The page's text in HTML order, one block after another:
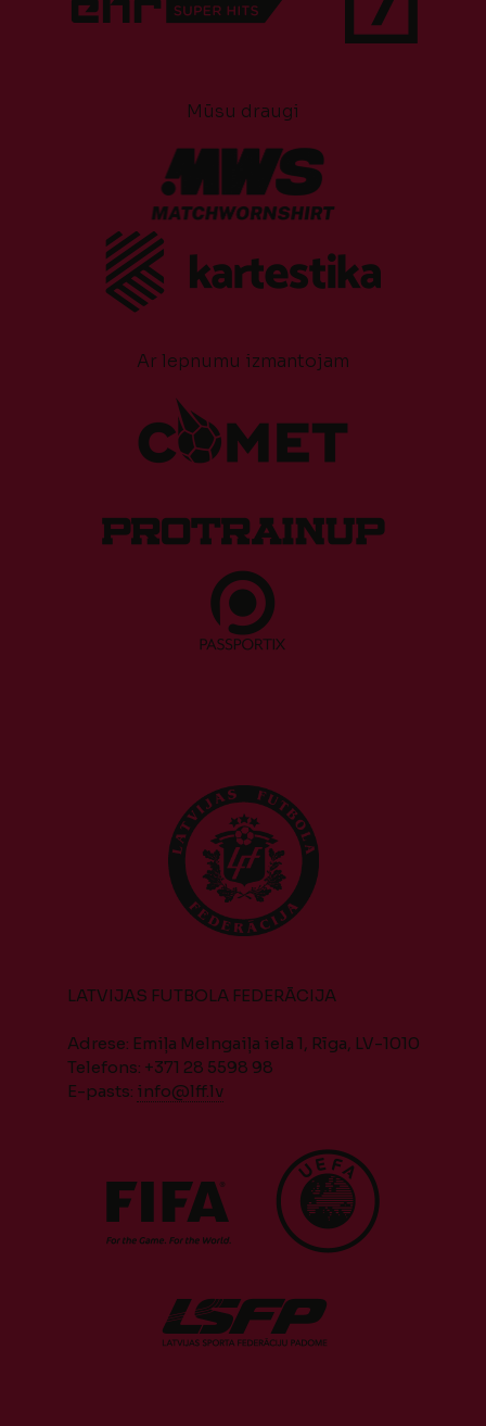
Mūsu draugi
Ar lepnumu izmantojam
LATVIJAS FUTBOLA FEDERĀCIJA
Adrese: Emiļa Melngaiļa iela 1, Rīga, LV-1010
Telefons: +371 28 5598 98
E-pasts: info@lff.lv